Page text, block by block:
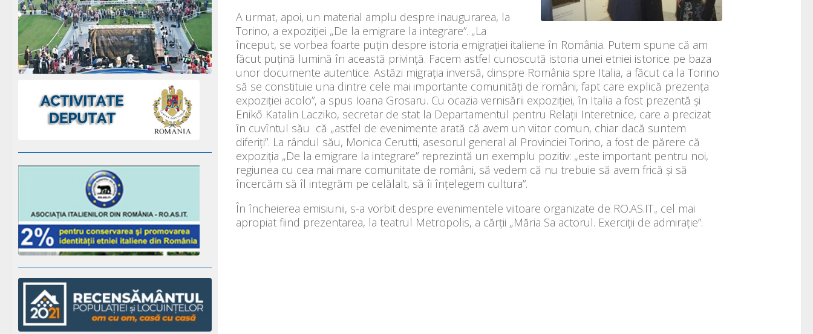
A urmat, apoi, un material amplu despre inaugurarea, la
Torino, a expoziției „De la emigrare la integrare”. „La
început, se vorbea foarte puțin despre istoria emigrației italiene în România. Putem spune că am
făcut puțină lumină în această privință. Facem astfel cunoscută istoria unei etniei istorice pe baza
unor documente autentice. Astăzi migrația inversă, dinspre România spre Italia, a făcut ca la Torino
să se constituie una dintre cele mai importante comunități de români, fapt care explică prezența
expoziției acolo”, a spus Ioana Grosaru. Cu ocazia vernisării expoziției, în Italia a fost prezentă și
Enikő Katalin Lacziko, secretar de stat la Departamentul pentru Relații Interetnice, care a precizat
în cuvîntul său că „astfel de evenimente arată că avem un viitor comun, chiar dacă suntem
diferiți”. La rândul său, Monica Cerutti, asesorul general al Provinciei Torino, a fost de părere că
expoziția „De la emigrare la integrare” reprezintă un exemplu pozitiv: „este important pentru noi,
regiunea cu cea mai mare comunitate de români, să vedem că nu trebuie să avem frică și să
încercăm să îl integrăm pe celălalt, să îi înțelegem cultura”.
În încheierea emisiunii, s-a vorbit despre evenimentele viitoare organizate de RO.AS.IT., cel mai
apropiat fiind prezentarea, la teatrul Metropolis, a cărții „Măria Sa actorul. Exerciții de admirație”.